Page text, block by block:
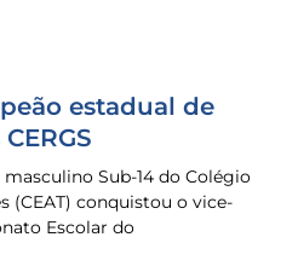
estadual de
Sub-14 do Colégio
(CEAT) conquistou o vice-
Escolar do